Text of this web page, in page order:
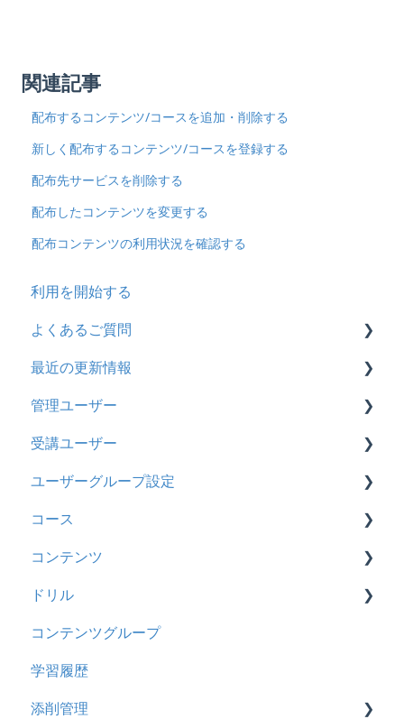
関連記事
配布するコンテンツ/コースを追加・削除する
新しく配布するコンテンツ/コースを登録する
配布先サービスを削除する
配布したコンテンツを変更する
配布コンテンツの利用状況を確認する
利用を開始する
よくあるご質問
契約
トライアル
カスタマイズ
インターネット・セキュリティ
料金
管理ユーザー・受講ユーザー
履歴
コンテンツ
CSV
ドキュメント
最近の更新情報
2026年8月アップデート
2026年2月アップデート
2025年10月アップデート
2025年9月アップデート
2025年3月アップデート
2024年12月アップデート
2024年8月アップデート
2024年5月アップデート
2023年12月アップデート
管理ユーザー
管理ユーザーの統合について
管理ユーザーについて
ロールと権限
受講ユーザー
基本操作
【新レイアウト】受講ユーザー登録について
【旧レイアウト】ユーザー編集について
ユーザーグループ設定
【新レイアウト】ユーザーグループ設定
【旧レイアウト】ユーザーグループ設定
コース
基本操作
新レイアウト
旧レイアウト
コース詳細設定の参考
ストレスチェック
コンテンツ
ビデオ
ドキュメント
多言語表示
リンク
ドリル
概要
問題について
ドリルについて
コンテンツグループ
学習履歴
添削管理